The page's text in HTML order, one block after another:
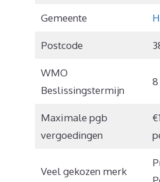
Gemeente
Postcode
WMO
Beslissingstermijn
8
Maximale pgb
vergoedingen
Veel gekozen merk